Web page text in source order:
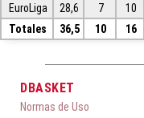
EuroLiga
28,6 7 10
Totales
36,5 10 16
DBASKET
Normas de Uso